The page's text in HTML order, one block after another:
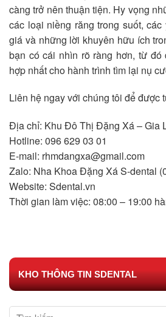
càng trở nên thuận tiện. Hy vọng
các loại niềng răng trong suốt,
giá và những lời khuyên hữu ích
bạn có cái nhìn rõ ràng hơn, từ đó
hợp nhất cho hành trình tìm lại nụ
Liên hệ ngay với chúng tôi để được
Địa chỉ: Khu Đô Thị Đặng Xá – Gia
Hotline: 096 629 03 01
E-mail: rhmdangxa@gmail.com
Zalo: Nha Khoa Đặng Xá S-dental
Website: Sdental.vn
Thời gian làm việc: 08:00 – 19:00
KHO THÔNG TIN SDENTAL